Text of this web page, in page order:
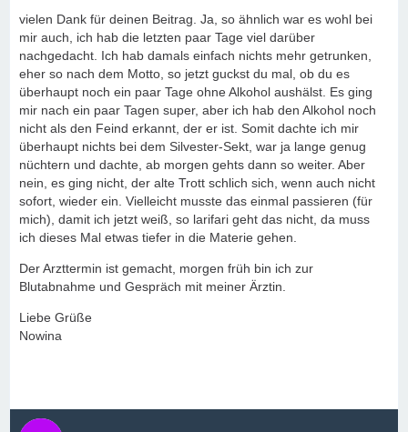
vielen Dank für deinen Beitrag. Ja, so ähnlich war es wohl bei
mir auch, ich hab die letzten paar Tage viel darüber
nachgedacht. Ich hab damals einfach nichts mehr getrunken,
eher so nach dem Motto, so jetzt guckst du mal, ob du es
überhaupt noch ein paar Tage ohne Alkohol aushälst. Es ging
mir nach ein paar Tagen super, aber ich hab den Alkohol noch
nicht als den Feind erkannt, der er ist. Somit dachte ich mir
überhaupt nichts bei dem Silvester-Sekt, war ja lange genug
nüchtern und dachte, ab morgen gehts dann so weiter. Aber
nein, es ging nicht, der alte Trott schlich sich, wenn auch nicht
sofort, wieder ein. Vielleicht musste das einmal passieren (für
mich), damit ich jetzt weiß, so larifari geht das nicht, da muss
ich dieses Mal etwas tiefer in die Materie gehen.
Der Arzttermin ist gemacht, morgen früh bin ich zur
Blutabnahme und Gespräch mit meiner Ärztin.
Liebe Grüße
Nowina